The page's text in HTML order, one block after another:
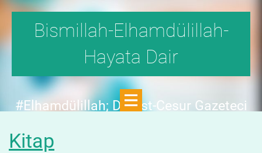
Bismillah-Elhamdülillah-
Hayata Dair
#Elhamdülillah; Dürüst-Cesur Gazeteci
Dergisi,fetö tehlikesini SAYFA SAYFA
Kitap